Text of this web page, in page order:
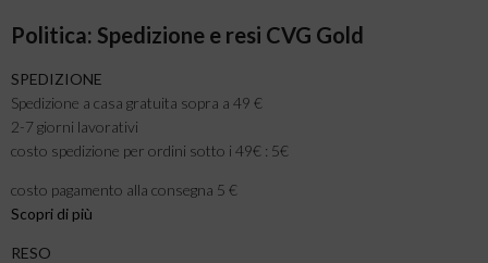
Politica: Spedizione e resi CVG Gold
SPEDIZIONE
Spedizione a casa gratuita sopra a 49 €
2-7 giorni lavorativi
costo spedizione per ordini sotto i 49€ : 5€
costo pagamento alla consegna 5 €
Scopri di più
RESO